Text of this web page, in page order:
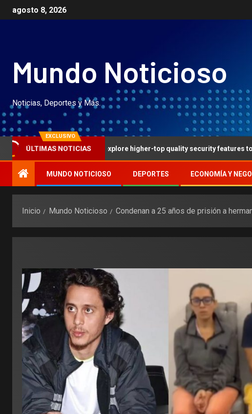
agosto 8, 2026
Mundo Noticioso
Noticias, Deportes y Más.
EXCLUSIVO
ÚLTIMAS NOTICIAS
online casinos explore higher-top quality security features to keep your
MUNDO NOTICIOSO DEPORTES ECONOMÍA Y
Inicio Mundo Noticioso Condenan a 25 años de prisión a